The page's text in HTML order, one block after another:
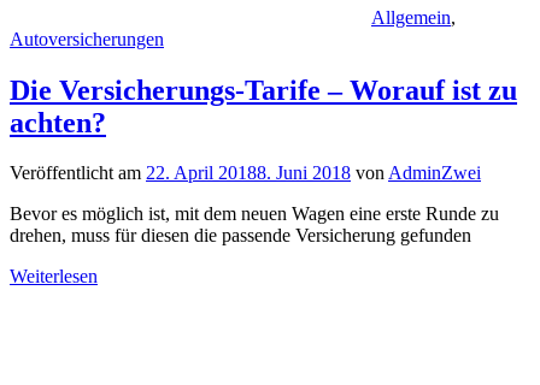
Allgemein,
Autoversicherungen
Die Versicherungs-Tarife – Worauf ist zu
achten?
Veröffentlicht am 22. April 20188. Juni 2018 vonAdminZwei
Bevor es möglich ist, mit dem neuen Wagen eine erste Runde zu
drehen, muss für diesen die passende Versicherung gefunden
Weiterlesen